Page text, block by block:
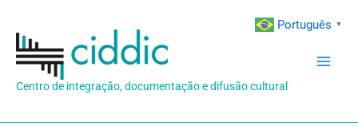
para
conteúdo
Centro de integração, documentação e difusão cultural
Português ▼